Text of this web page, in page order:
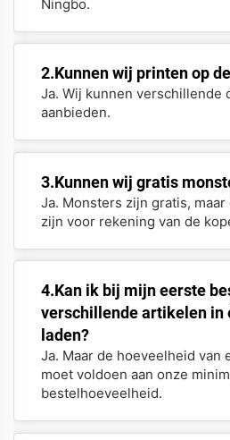
Ningbo.
2.Kunnen wij printen op
Ja. Wij kunnen verschillende
aanbieden.
3.Kunnen wij gratis
Ja. Monsters zijn gratis,
zijn voor rekening van de
4.Kan ik bij mijn eerste
verschillende artikelen in
laden?
Ja. Maar de hoeveelheid van
moet voldoen aan onze
bestelhoeveelheid.